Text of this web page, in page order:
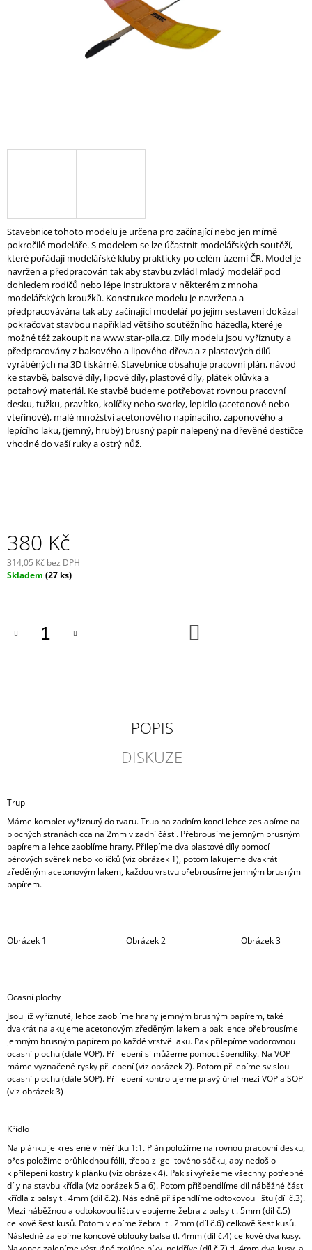
Stavebnice tohoto modelu je určena pro začínající nebo jen mírně
pokročilé modeláře. S modelem se lze účastnit modelářských soutěží,
které pořádají modelářské kluby prakticky po celém území ČR. Model je
navržen a předpracován tak aby stavbu zvládl mladý modelář pod
dohledem rodičů nebo lépe instruktora v některém z mnoha
modelářských kroužků. Konstrukce modelu je navržena a
předpracovávána tak aby začínající modelář po jejím sestavení dokázal
pokračovat stavbou například většího soutěžního házedla, které je
možné též zakoupit nawww.star-pila.cz. Díly modelu jsou vyříznuty a
předpracovány z balsového a lipového dřeva a z plastových dílů
vyráběných na 3D tiskárně. Stavebnice obsahuje pracovní plán, návod
ke stavbě, balsové díly, lipové díly, plastové díly, plátek olůvka a
potahový materiál. Ke stavbě budeme potřebovat rovnou pracovní
desku, tužku, pravítko, kolíčky nebo svorky, lepidlo (acetonové nebo
vteřinové), malé množství acetonového napínacího, zaponového a
lepícího laku, (jemný, hrubý) brusný papír nalepený na dřevěné destičce
vhodné do vaší ruky a ostrý nůž.
380 Kč
314,05 Kč bez DPH
Měrná
Skladem (27 ks)
POPIS
DISKUZE
Trup
Máme komplet vyříznutý do tvaru. Trup na zadním konci lehce zeslabíme na
plochých stranách cca na 2mm v zadní části. Přebrousíme jemným brusným
papírem a lehce zaoblíme hrany. Přilepíme dva plastové díly pomocí
pérových svěrek nebo kolíčků (viz obrázek 1), potom lakujeme dvakrát
zředěným acetonovým lakem, každou vrstvu přebrousíme jemným brusným
papírem.
Obrázek 1 Obrázek 2 Obrázek 3
Ocasní plochy
Jsou již vyříznuté, lehce zaoblíme hrany jemným brusným papírem, také
dvakrát nalakujeme acetonovým zředěným lakem a pak lehce přebrousíme
jemným brusným papírem po každé vrstvě laku. Pak přilepíme vodorovnou
ocasní plochu (dále VOP). Při lepení si můžeme pomoct špendlíky. Na VOP
máme vyznačené rysky přilepení (viz obrázek 2). Potom přilepíme svislou
ocasní plochu (dále SOP). Při lepení kontrolujeme pravý úhel mezi VOP a SOP
(viz obrázek 3)
Křídlo
Na plánku je kreslené v měřítku 1:1. Plán položíme na rovnou pracovní desku,
přes položíme průhlednou fólii, třeba z igelitového sáčku, aby nedošlo
k přilepení kostry k plánku (viz obrázek 4). Pak si vyřežeme všechny potřebné
díly na stavbu křídla (viz obrázek 5 a 6). Potom přišpendlíme díl náběžné části
křídla z balsy tl. 4mm (díl č.2). Následně přišpendlíme odtokovou lištu (díl č.3).
Mezi náběžnou a odtokovou lištu vlepujeme žebra z balsy tl. 5mm (díl č.5)
celkově šest kusů. Potom vlepíme žebra tl. 2mm (díl č.6) celkově šest kusů.
Následně zalepíme koncové oblouky balsa tl. 4mm (díl č.4) celkově dva kusy.
D
O
P
O
R
U
Č
U
J
E
M
E
STARMADE
3
625
Kč